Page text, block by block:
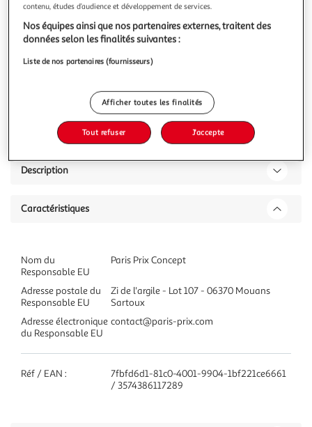
A partir de 7,99€
Plus d'options
Description
Caractéristiques
Nom du
Responsable EU
Paris Prix Concept
Adresse postale du
Responsable EU
Zi de l'argile - Lot 107 - 06370 Mouans
Sartoux
Adresse électronique
du Responsable EU
contact@paris-prix.com
Réf / EAN :
7fbfd6d1-81c0-4001-9904-1bf221ce6661
/ 3574386117289
contenu, études d’audience et développement de services.
Nos équipes ainsi que nos partenaires externes, traitent des
données selon les finalités suivantes :
Liste de nos partenaires (fournisseurs)
Afficher toutes les finalités
Tout refuser J'accepte